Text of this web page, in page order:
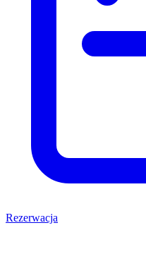
Rezerwacja